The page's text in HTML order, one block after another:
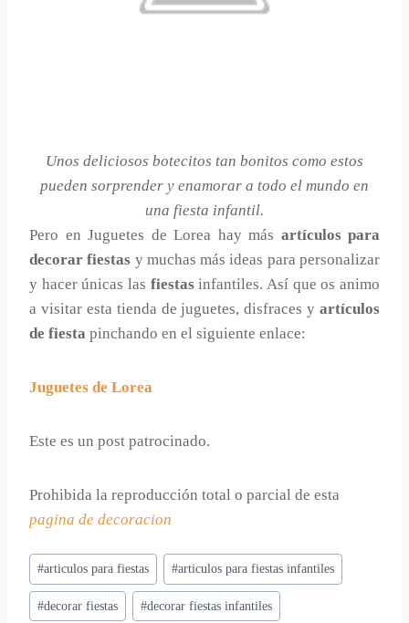
Unos deliciosos botecitos tan bonitos como estos
pueden sorprender y enamorar a todo el mundo en
una fiesta infantil.
Pero en Juguetes de Lorea hay más artículos para
decorar fiestas y muchas más ideas para personalizar
y hacer únicas las fiestasinfantiles. Así que os animo
a visitar esta tienda de juguetes, disfraces y artículos
de fiesta pinchando en el siguiente enlace:
Juguetes de Lorea
Este es un post patrocinado.
Prohibida la reproducción total o parcial de esta
pagina de decoracion
Etiquetas
de
la
#articulos para fiestas #articulos para fiestas infantiles
#decorar fiestas #decorar fiestas infantiles